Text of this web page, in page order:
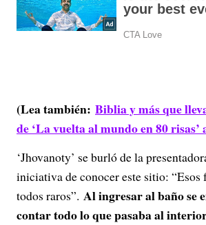
(Lea también: Biblia y más que
de ‘La vuelta al mundo en 80 risas’
‘Jhovanoty’ se burló de la
iniciativa de conocer este sitio: “Esos
todos raros”. Al ingresar al baño se
contar todo lo que pasaba al